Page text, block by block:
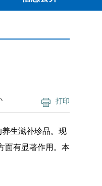
打印
生滋补珍品。现
面有显著作用。本